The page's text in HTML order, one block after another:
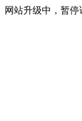
网站升级中，暂停